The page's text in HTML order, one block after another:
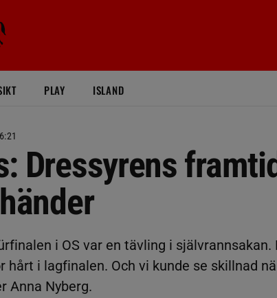
PLAY ISLAND
Dressyrens
i OS var en tävling i
hårt i lagfinalen. Och vi kunde se skillnad
Anna Nyberg.